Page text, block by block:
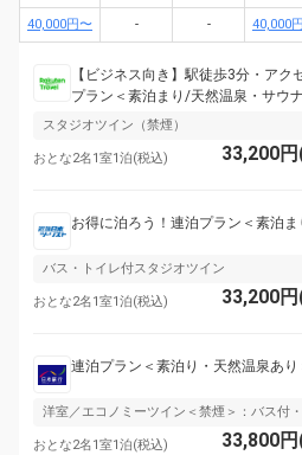
40,000円〜 - - 40,000
【ビジネス向き】駅徒歩3分・アク
プラン＜素泊まり/天然温泉・サウ
スタジオツイン（禁煙）
おとな2名1室1泊(税込) 33,200
お得に泊ろう！連泊プラン＜素泊
バス・トイレ付スタジオツイン
おとな2名1室1泊(税込) 33,200
連泊プラン＜素泊り・天然温泉あり
洋室／エコノミーツイン＜禁煙＞：バス付
おとな2名1室1泊(税込) 33,800